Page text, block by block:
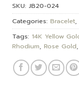
SKU: JB20-024
Categories: Bracelet,
Tags: 14K Yellow
Rhodium, Rose Gold,